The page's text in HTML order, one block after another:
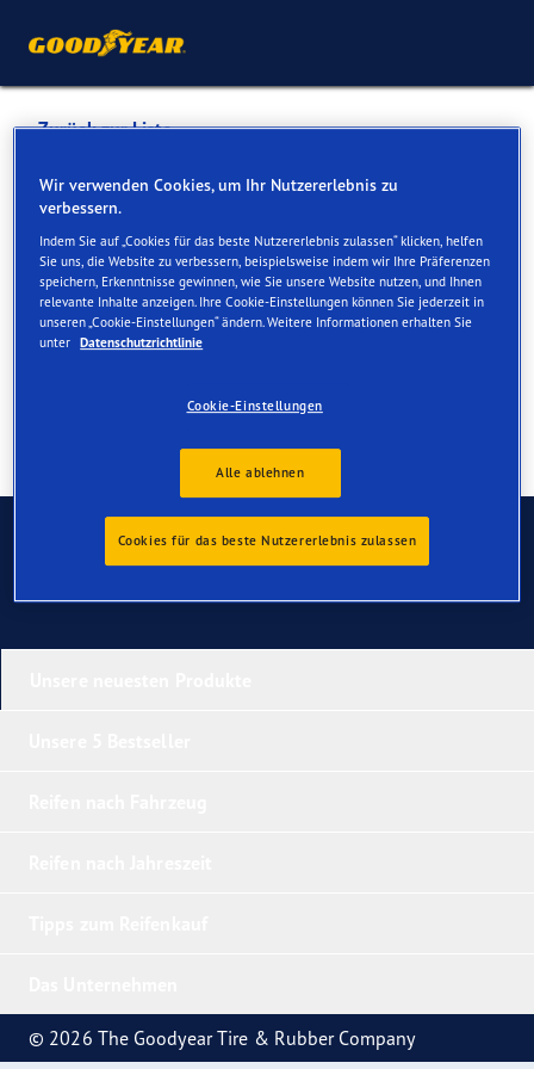
Zurück zur Liste
Auto Mattei
Dienste online und vor Ort verfügbar
Kontakt Serviceleistungen
Kontaktieren Sie uns
© 2026 The Goodyear Tire & Rubber Company
Wir verwenden Cookies, um Ihr Nutzererlebnis zu
verbessern.
Indem Sie auf „Cookies für das beste Nutzererlebnis zulassen“ klicken, helfen
Sie uns, die Website zu verbessern, beispielsweise indem wir Ihre Präferenzen
speichern, Erkenntnisse gewinnen, wie Sie unsere Website nutzen, und Ihnen
relevante Inhalte anzeigen. Ihre Cookie-Einstellungen können Sie jederzeit in
unseren „Cookie-Einstellungen“ ändern. Weitere Informationen erhalten Sie
unter Datenschutzrichtlinie
Cookie-Einstellungen
Alle ablehnen
Cookies für das beste Nutzererlebnis zulassen